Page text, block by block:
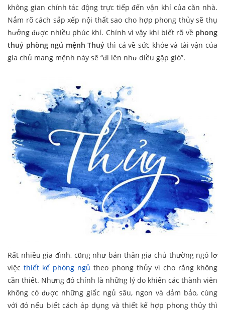
không gian chính tác động trực tiếp đến vận khí của căn nhà.
Nắm rõ cách sắp xếp nội thất sao cho hợp phong thủy sẽ thụ
hưởng được nhiều phúc khí. Chính vì vậy khi biết rõ về phong
thuỷ phòng ngủ mệnh Thuỷ thì cả về sức khỏe và tài vận của
gia chủ mang mệnh này sẽ “đi lên như diều gặp gió”.
Rất nhiều gia đình, cũng như bản thân gia chủ thường ngó lơ
việcthiết kế phòng ngủ theo phong thủy vì cho rằng không
cần thiết. Nhưng đó chính là những lý do khiến các thành viên
không có được những giấc ngủ sâu, ngon và đảm bảo, cùng
với đó nếu biết cách áp dụng và thiết kế hợp phong thủy thì